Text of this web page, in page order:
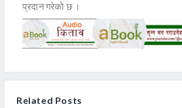
प्रदान गरेको छ ।
Related Posts